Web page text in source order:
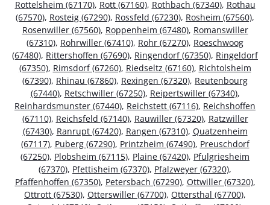
Rottelsheim (67170), Rott (67160), Rothbach (67340), Rothau
(67570), Rosteig (67290), Rossfeld (67230), Rosheim (67560),
Rosenwiller (67560), Roppenheim (67480), Romanswiller
(67310), Rohrwiller (67410), Rohr (67270), Roeschwoog
(67480), Rittershoffen (67690), Ringendorf (67350), Ringeldorf
(67350), Rimsdorf (67260), Riedseltz (67160), Richtolsheim
(67390), Rhinau (67860), Rexingen (67320), Reutenbourg
(67440), Retschwiller (67250), Reipertswiller (67340),
Reinhardsmunster (67440), Reichstett (67116), Reichshoffen
(67110), Reichsfeld (67140), Rauwiller (67320), Ratzwiller
(67430), Ranrupt (67420), Rangen (67310), Quatzenheim
(67117), Puberg (67290), Printzheim (67490), Preuschdorf
(67250), Plobsheim (67115), Plaine (67420), Pfulgriesheim
(67370), Pfettisheim (67370), Pfalzweyer (67320),
Pfaffenhoffen (67350), Petersbach (67290), Ottwiller (67320),
Ottrott (67530), Otterswiller (67700), Ottersthal (67700),